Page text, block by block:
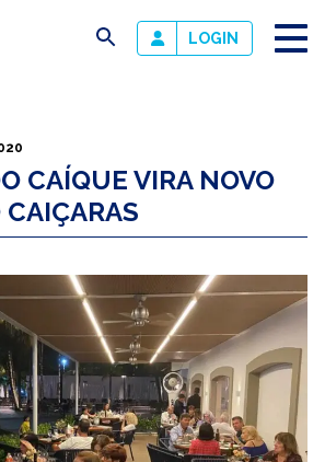
busca LOGIN
CAÍQUE VIRA NOVO
CAIÇARAS